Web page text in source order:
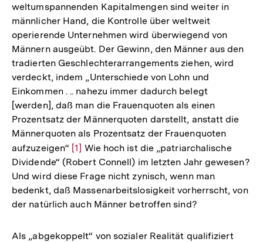
weltumspannenden Kapitalmengen sind weiter in
männlicher Hand, die Kontrolle über weltweit
operierende Unternehmen wird überwiegend von
Männern ausgeübt. Der Gewinn, den Männer aus den
tradierten Geschlechterarrangements ziehen, wird
verdeckt, indem „Unterschiede von Lohn und
Einkommen . .. nahezu immer dadurch belegt
[werden], daß man die Frauenquoten als einen
Prozentsatz der Männerquoten darstellt, anstatt die
Männerquoten als Prozentsatz der Frauenquoten
aufzuzeigen“ Zur
Auflösung
der
Fußnote
[1] Wie hoch ist die „patriarchalische
Dividende“ (Robert Connell) im letzten Jahr gewesen?
Und wird diese Frage nicht zynisch, wenn man
bedenkt, daß Massenarbeitslosigkeit vorherrscht, von
der natürlich auch Männer betroffen sind?
Als „abgekoppelt“ von sozialer Realität qualifiziert